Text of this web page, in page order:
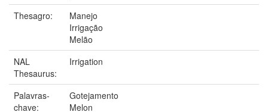
Thesagro:
Manejo
Irrigação
Melão
NAL
Thesaurus:
Irrigation
Palavras-
chave:
Gotejamento
Melon